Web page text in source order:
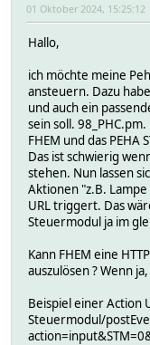
01 Oktober 2024, 15:25:12
Hallo,
ich möchte meine
ansteuern. Dazu
und auch ein
sein soll.
FHEM und das PEHA
Das ist schwierig
stehen. Nun lassen
Aktionen "z.B.
URL triggert. Das
Steuermodul ja im
Kann FHEM eine
auszulösen ? Wenn
Beispiel einer Action
Steuermodul/